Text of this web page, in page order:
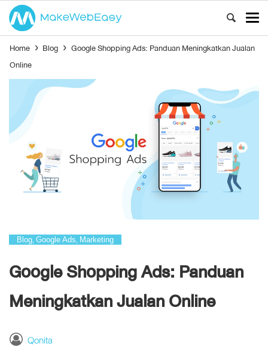
Home › Blog › Google Shopping Ads: Panduan Meningkatkan Jualan
Online
Blog Google Ads Marketing
Google Shopping Ads: Panduan
Meningkatkan Jualan Online
Qonita